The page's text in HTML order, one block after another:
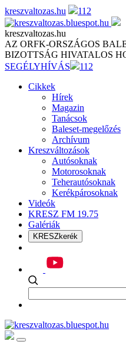
Skip
to
content
kreszvaltozas.hu 112
kreszvaltozas.hu
AZ ORFK-ORSZÁGOS
BIZOTTSÁG HIVATALOS
SEGÉLYHÍVÁS
112
Cikkek
Hírek
Magazin
Tanácsok
Baleset-megelőzés
Archívum
Kreszváltozások
Autósoknak
Motorosoknak
Teherautósoknak
Kerékpárosoknak
Videók
KRESZ FM 19.75
Galériák
KRESZkerék